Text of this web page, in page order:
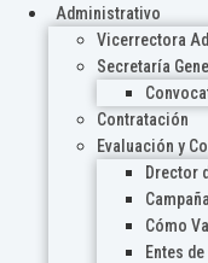
Administrativo
Vicerrectora
Secretaría
Contratación
Evaluación y
Drector
Cómo
Entes